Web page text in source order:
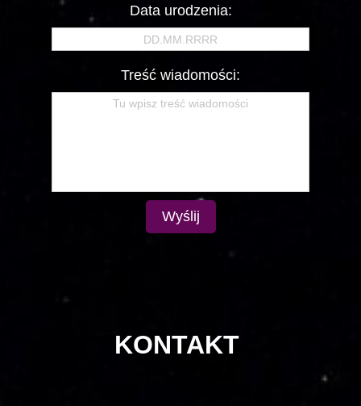
KONTAKT
Data urodzenia:
Treść wiadomości:
Wyślij